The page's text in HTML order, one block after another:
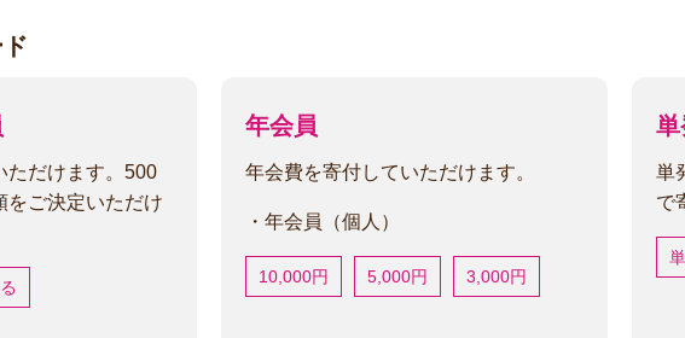
ただけます。500
をご決定いただけ
年会員
年会費を寄付していただけます。
・年会員（個人）
10,000円 5,000円 3,000円
単
単
で